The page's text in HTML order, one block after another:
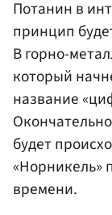
Потанин в
принцип
В горно-
который
название
будет
«Норникель»
времени.